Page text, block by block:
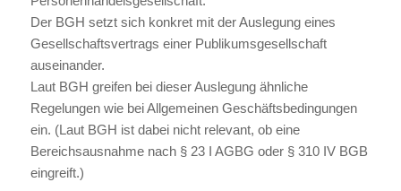
Der BGH setzt sich konkret mit der Auslegung eines
Gesellschaftsvertrags einer Publikumsgesellschaft
auseinander.
Laut BGH greifen bei dieser Auslegung ähnliche
Regelungen wie bei Allgemeinen Geschäftsbedingungen
ein. (Laut BGH ist dabei nicht relevant, ob eine
Bereichsausnahme nach § 23 I AGBG oder § 310 IV BGB
eingreift.)